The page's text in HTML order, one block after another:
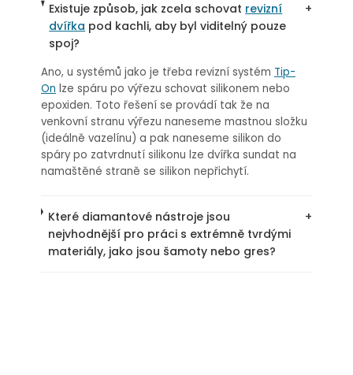
Existuje způsob, jak zcela schovat revizní
dvířka pod kachli, aby byl viditelný pouze
spoj?
+
Ano, u systémů jako je třeba revizní systém Tip-
On lze spáru po výřezu schovat silikonem nebo
epoxiden. Toto řešení se provádí tak že na
venkovní stranu výřezu naneseme mastnou složku
(ideálně vazelínu) a pak naneseme silikon do
spáry po zatvrdnutí silikonu lze dvířka sundat na
namaštěné straně se silikon nepřichytí.
Které diamantové nástroje jsou
nejvhodnější pro práci s extrémně tvrdými
materiály, jako jsou šamoty nebo gres?
+